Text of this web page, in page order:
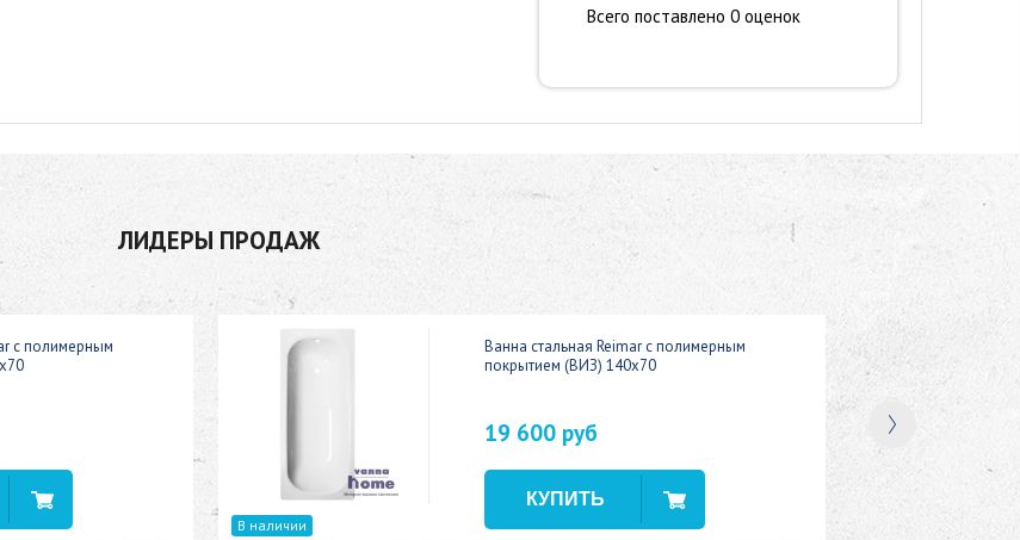
Всего поставлено 0 оценок
ЛИДЕРЫ ПРОДАЖ
с полимерным
В наличии
Ванна стальная Reimar с полимерным
покрытием (ВИЗ) 140x70
19 600 руб